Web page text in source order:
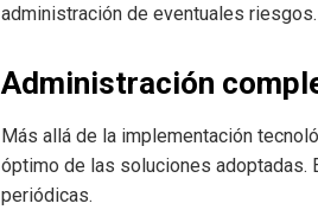
administración de eventuales riesgos.
Administración
Más allá de la implementación
óptimo de las soluciones adoptadas.
periódicas.